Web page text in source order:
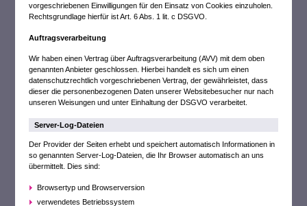
vorgeschriebenen Einwilligungen für den Einsatz von Cookies einzuholen.
Rechtsgrundlage hierfür ist Art. 6 Abs. 1 lit. c DSGVO.
Auftragsverarbeitung
Wir haben einen Vertrag über Auftragsverarbeitung (AVV) mit dem oben
genannten Anbieter geschlossen. Hierbei handelt es sich um einen
datenschutzrechtlich vorgeschriebenen Vertrag, der gewährleistet, dass
dieser die personenbezogenen Daten unserer Websitebesucher nur nach
unseren Weisungen und unter Einhaltung der DSGVO verarbeitet.
Server-Log-Dateien
Der Provider der Seiten erhebt und speichert automatisch Informationen in
so genannten Server-Log-Dateien, die Ihr Browser automatisch an uns
übermittelt. Dies sind:
Browsertyp und Browserversion
verwendetes Betriebssystem